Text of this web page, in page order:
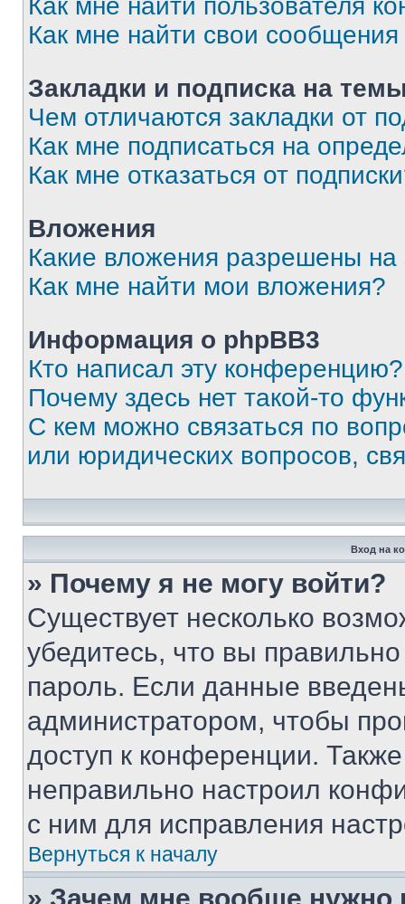
Как мне найти пользователя
Как мне найти свои
Закладки и подписка на
Чем отличаются закладки от
Как мне подписаться на
Как мне отказаться от
Вложения
Какие вложения разрешены
Как мне найти мои вложения?
Информация о phpBB3
Кто написал эту конференцию?
Почему здесь нет такой-то
С кем можно связаться по
или юридических вопросов,
Вход на
» Почему я не могу войти?
Существует несколько
убедитесь, что вы
пароль. Если данные
администратором, чтобы
доступ к конференции.
неправильно настроил
с ним для исправления
Вернуться к началу